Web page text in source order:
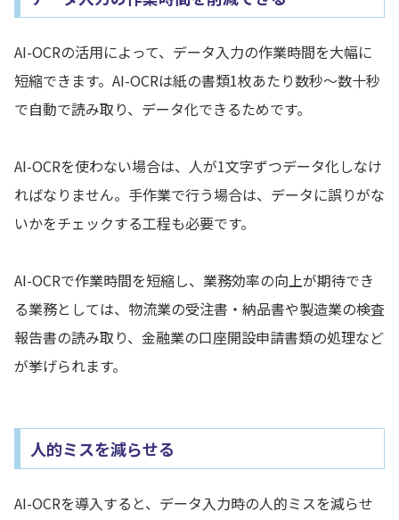
AI-OCRの活用によって、データ入力の作業時間を大幅に
短縮できます。AI-OCRは紙の書類1枚あたり数秒〜数十秒
で自動で読み取り、データ化できるためです。
AI-OCRを使わない場合は、人が1文字ずつデータ化しなけ
ればなりません。手作業で行う場合は、データに誤りがな
いかをチェックする工程も必要です。
AI-OCRで作業時間を短縮し、業務効率の向上が期待でき
る業務としては、物流業の受注書・納品書や製造業の検査
報告書の読み取り、金融業の口座開設申請書類の処理など
が挙げられます。
人的ミスを減らせる
AI-OCRを導入すると、データ入力時の人的ミスを減らせ